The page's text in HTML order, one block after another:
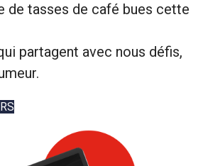
de tasses de café bues cette
partagent avec nous défis,